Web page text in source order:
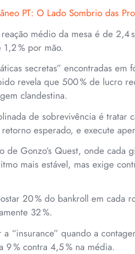
PT: O Lado Sombrio das
médio da mesa é de 2,4
% por mão.
secretas” encontradas em
revela que 500 % de lucro
clandestina.
de sobrevivência é tratar
esperado, e execute
de Gonzo’s Quest, onde
mais estável, mas exige
20 % do bankroll em cada
32 %.
a “insurance” quando a
9 % contra 4,5 % na média.